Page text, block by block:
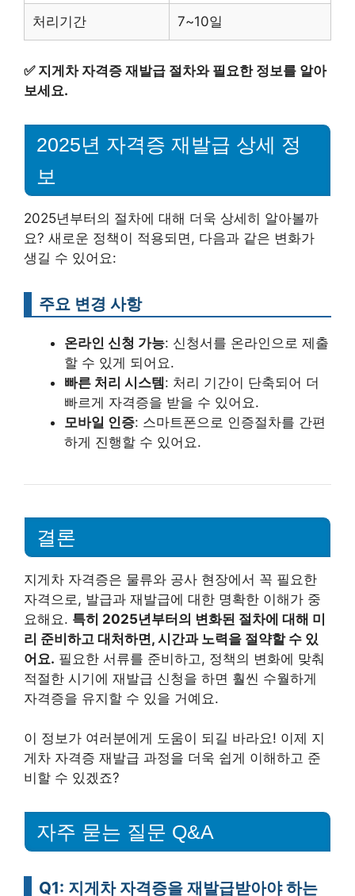
처리기간 7~10일
✅ 지게차 자격증 재발급 절차와 필요한 정보를 알아
보세요.
2025년 자격증 재발급 상세 정
보
2025년부터의 절차에 대해 더욱 상세히 알아볼까
요? 새로운 정책이 적용되면, 다음과 같은 변화가
생길 수 있어요:
주요 변경 사항
온라인 신청 가능: 신청서를 온라인으로 제출
할 수 있게 되어요.
빠른 처리 시스템: 처리 기간이 단축되어 더
빠르게 자격증을 받을 수 있어요.
모바일 인증: 스마트폰으로 인증절차를 간편
하게 진행할 수 있어요.
결론
지게차 자격증은 물류와 공사 현장에서 꼭 필요한
자격으로, 발급과 재발급에 대한 명확한 이해가 중
요해요. 특히 2025년부터의 변화된 절차에 대해 미
리 준비하고 대처하면, 시간과 노력을 절약할 수 있
어요. 필요한 서류를 준비하고, 정책의 변화에 맞춰
적절한 시기에 재발급 신청을 하면 훨씬 수월하게
자격증을 유지할 수 있을 거예요.
이 정보가 여러분에게 도움이 되길 바라요! 이제 지
게차 자격증 재발급 과정을 더욱 쉽게 이해하고 준
비할 수 있겠죠?
자주 묻는 질문 Q&A
Q1: 지게차 자격증을 재발급받아야 하는